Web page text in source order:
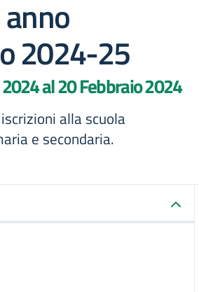
2024-25
al 20 Febbraio 2024
alla scuola
e secondaria.